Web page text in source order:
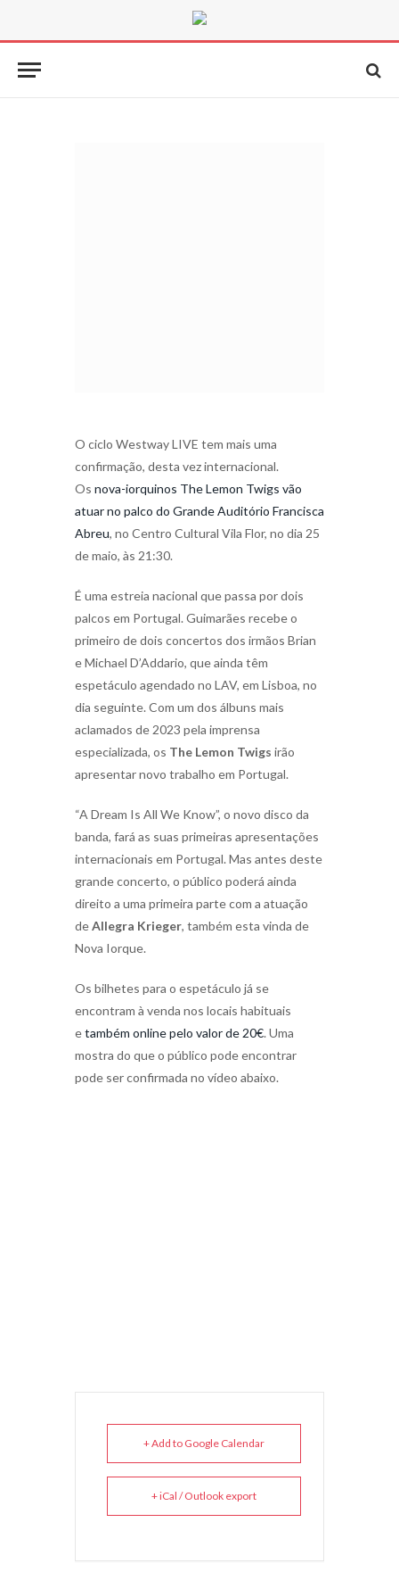
O ciclo Westway LIVE tem mais uma
confirmação, desta vez internacional.
Os nova-iorquinos The Lemon Twigs vão
atuar no palco do Grande Auditório Francisca
Abreu, no Centro Cultural Vila Flor, no dia 25
de maio, às 21:30.
É uma estreia nacional que passa por dois
palcos em Portugal. Guimarães recebe o
primeiro de dois concertos dos irmãos Brian
e Michael D’Addario, que ainda têm
espetáculo agendado no LAV, em Lisboa, no
dia seguinte. Com um dos álbuns mais
aclamados de 2023 pela imprensa
especializada, os The Lemon Twigs irão
apresentar novo trabalho em Portugal.
“A Dream Is All We Know”, o novo disco da
banda, fará as suas primeiras apresentações
internacionais em Portugal. Mas antes deste
grande concerto, o público poderá ainda
direito a uma primeira parte com a atuação
deAllegra Krieger, também esta vinda de
Nova Iorque.
Os bilhetes para o espetáculo já se
encontram à venda nos locais habituais
etambém online pelo valor de 20€. Uma
mostra do que o público pode encontrar
pode ser confirmada no vídeo abaixo.
+ Add to Google Calendar
+ iCal / Outlook export